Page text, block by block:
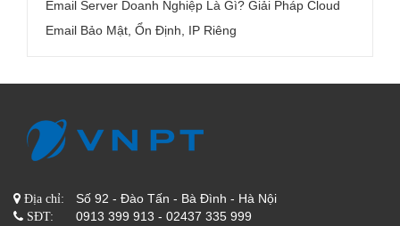
Email Server Doanh Nghiệp Là Gì? Giải Pháp Cloud
Email Bảo Mật, Ổn Định, IP Riêng
Địa chỉ: Số 92 - Đào Tấn - Bà Đình - Hà Nội
SĐT: 0913 399 913 - 02437 335 999